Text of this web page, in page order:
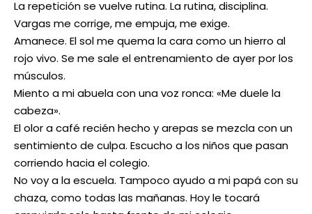
La repetición se vuelve rutina. La rutina, disciplina.
Vargas me corrige, me empuja, me exige.
Amanece. El sol me quema la cara como un hierro al
rojo vivo. Se me sale el entrenamiento de ayer por los
músculos.
Miento a mi abuela con una voz ronca: «Me duele la
cabeza».
El olor a café recién hecho y arepas se mezcla con un
sentimiento de culpa. Escucho a los niños que pasan
corriendo hacia el colegio.
No voy a la escuela. Tampoco ayudo a mi papá con su
chaza, como todas las mañanas. Hoy le tocará